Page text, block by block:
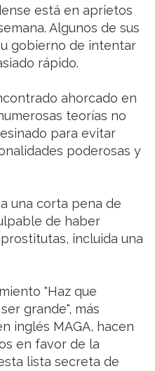
está en aprietos
Algunos de sus
gobierno de intentar
rápido.
ahorcado en
teorías no
para evitar
poderosas y
una corta pena de
de haber
incluida una
"Haz que
grande", más
inglés MAGA, hacen
en favor de la
lista secreta de